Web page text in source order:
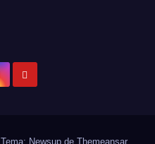
Tema: Newsup de Themeansar